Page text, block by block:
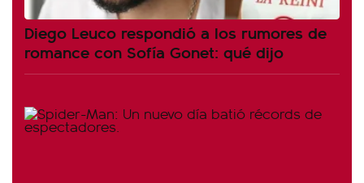
Diego Leuco respondió a los rumores de
romance con Sofía Gonet: qué dijo